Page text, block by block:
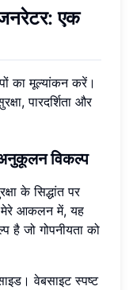
एक
का मूल्यांकन करें।
पारदर्शिता और
विकल्प
के सिद्धांत पर
मेरे आकलन में, यह
है जो गोपनीयता को
वेबसाइट स्पष्ट